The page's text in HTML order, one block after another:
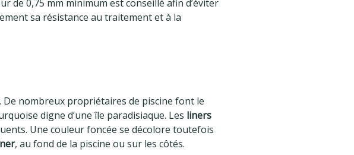
de 0,75 mm minimum est conseillé afin d’éviter
sa résistance au traitement et à la
De nombreux propriétaires de piscine font le
digne d’une île paradisiaque. Les liners
Une couleur foncée se décolore toutefois
, au fond de la piscine ou sur les côtés.